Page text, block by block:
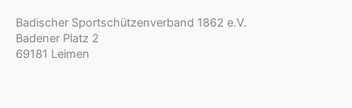
Badischer Sportschützenverband 1862 e.V.
Badener Platz 2
69181 Leimen